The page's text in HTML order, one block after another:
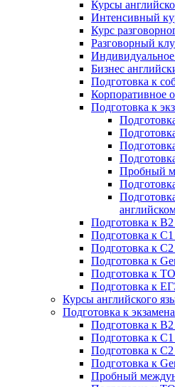
Курсы
Интенсивный
Курс
Разговорный
Бизнес
Подготовка к
Корпоративное
Подготовка к
Пробный
Подготовка к
Подготовка к
Подготовка к
Подготовка к
Подготовка к
Подготовка к
Курсы английского
Подготовка к
Подготовка к
Подготовка к
Подготовка к
Подготовка к
Пробный